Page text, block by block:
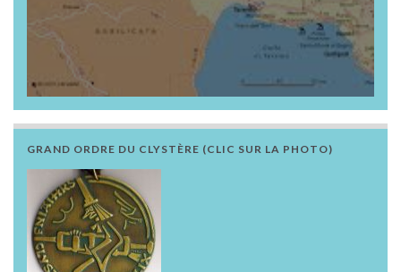
GRAND ORDRE DU CLYSTÈRE (CLIC SUR LA PHOTO)